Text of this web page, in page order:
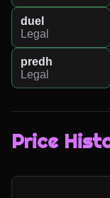
duel
Legal
predh
Legal
Price